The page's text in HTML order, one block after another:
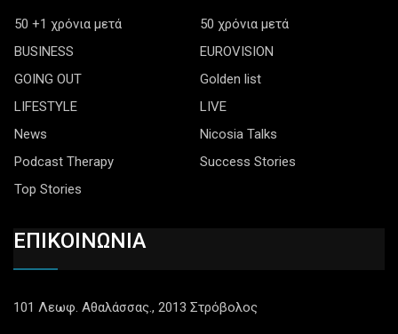
50 +1 χρόνια μετά
50 χρόνια μετά
BUSINESS
EUROVISION
GOING OUT
Golden list
LIFESTYLE
LIVE
News
Nicosia Talks
Podcast Therapy
Success Stories
Top Stories
ΕΠΙΚΟΙΝΩΝΙΑ
101 Λεωφ. Αθαλάσσας., 2013 Στρόβολος